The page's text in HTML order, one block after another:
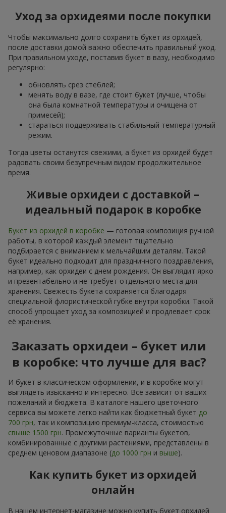
Уход за орхидеями после покупки
Чтобы максимально долго сохранить букет из орхидей,
после доставки домой важно обеспечить правильный уход.
При правильном уходе, поставив букет в вазу, необходимо
регулярно:
обновлять срез стеблей;
менять воду в вазе, где стоит букет (лучше, чтобы
она была комнатной температуры и очищена от
примесей);
стараться поддерживать стабильный температурный
режим.
Тогда цветы останутся свежими, а букет из орхидей будет
радовать своим безупречным видом продолжительное
время.
Живые орхидеи с доставкой –
идеальный подарок в коробке
Букет из орхидей в коробке — готовая композиция ручной
работы, в которой каждый элемент тщательно
подбирается с вниманием к мельчайшим деталям. Такой
букет идеально подходит для праздничного поздравления,
например, как орхидеи с днем рождения. Он выглядит ярко
и презентабельно и не требует отдельного места для
хранения. Свежесть букета сохраняется благодаря
специальной флористической губке внутри коробки. Такой
способ упрощает уход за композицией и продлевает срок
её хранения.
Заказать орхидеи – букет или
в коробке: что лучше для вас?
И букет в классическом оформлении, и в коробке могут
выглядеть изысканно и интересно. Всё зависит от ваших
пожеланий и бюджета. В каталоге нашего цветочного
сервиса вы можете легко найти как бюджетный букет до
700 грн, так и композицию премиум-класса, стоимостью
свыше 1500 грн. Промежуточные варианты букетов,
комбинированные с другими растениями, представлены в
среднем ценовом диапазоне (до 1000 грн и выше).
Как купить букет из орхидей
онлайн
В нашем интернет-магазине можно купить букет орхидей